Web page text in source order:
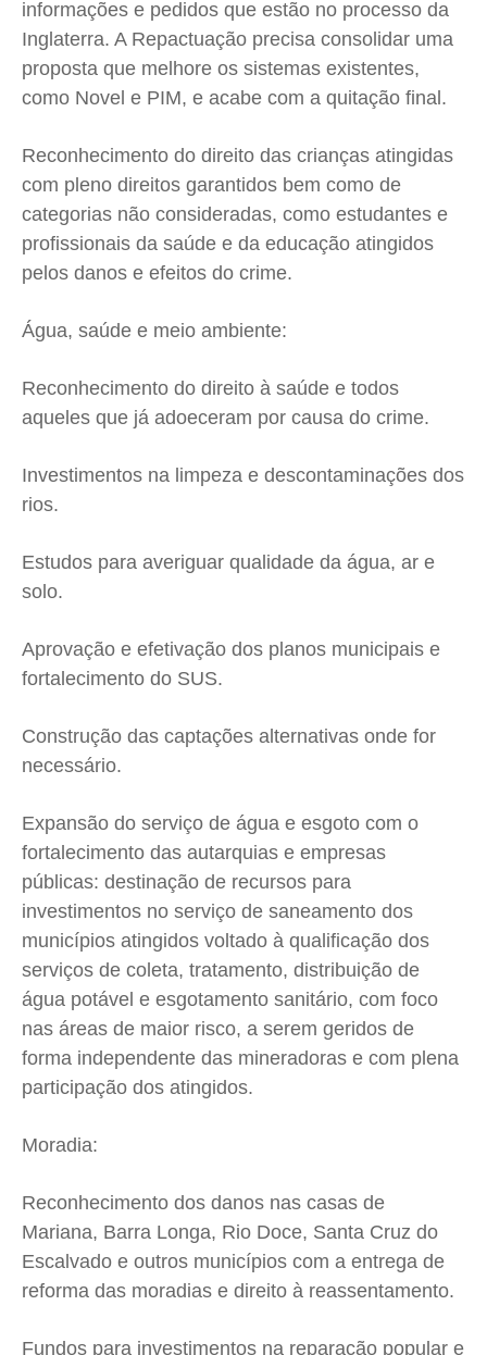
informações e pedidos que estão no processo da
Inglaterra. A Repactuação precisa consolidar uma
proposta que melhore os sistemas existentes,
como Novel e PIM, e acabe com a quitação final.
Reconhecimento do direito das crianças atingidas
com pleno direitos garantidos bem como de
categorias não consideradas, como estudantes e
profissionais da saúde e da educação atingidos
pelos danos e efeitos do crime.
Água, saúde e meio ambiente:
Reconhecimento do direito à saúde e todos
aqueles que já adoeceram por causa do crime.
Investimentos na limpeza e descontaminações dos
rios.
Estudos para averiguar qualidade da água, ar e
solo.
Aprovação e efetivação dos planos municipais e
fortalecimento do SUS.
Construção das captações alternativas onde for
necessário.
Expansão do serviço de água e esgoto com o
fortalecimento das autarquias e empresas
públicas: destinação de recursos para
investimentos no serviço de saneamento dos
municípios atingidos voltado à qualificação dos
serviços de coleta, tratamento, distribuição de
água potável e esgotamento sanitário, com foco
nas áreas de maior risco, a serem geridos de
forma independente das mineradoras e com plena
participação dos atingidos.
Moradia:
Reconhecimento dos danos nas casas de
Mariana, Barra Longa, Rio Doce, Santa Cruz do
Escalvado e outros municípios com a entrega de
reforma das moradias e direito à reassentamento.
Fundos para investimentos na reparação popular e